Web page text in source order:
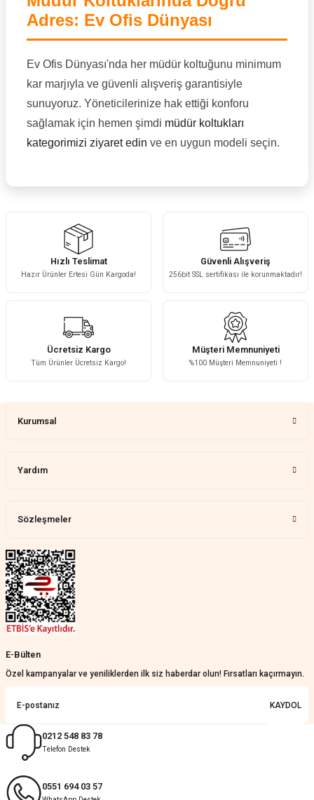
Adres: Ev Ofis Dünyası
Ev Ofis Dünyası'nda her müdür koltuğunu minimum
kar marjıyla ve güvenli alışveriş garantisiyle
sunuyoruz. Yöneticilerinize hak ettiği konforu
sağlamak için hemen şimdi müdür koltukları
kategorimizi ziyaret edin ve en uygun modeli seçin.
Hızlı Teslimat
Hazır Ürünler Ertesi Gün Kargoda!
Güvenli Alışveriş
256bit SSL sertifikası ile korunmaktadır!
Ücretsiz Kargo
Tüm Ürünler Ücretsiz Kargo!
Müşteri Memnuniyeti
%100 Müşteri Memnuniyeti !
Kurumsal
Yardım
Sözleşmeler
E-Bülten
Özel kampanyalar ve yeniliklerden ilk siz haberdar olun! Fırsatları kaçırmayın.
KAYDOL
0212 548 83 78
Telefon Destek
0551 694 03 57